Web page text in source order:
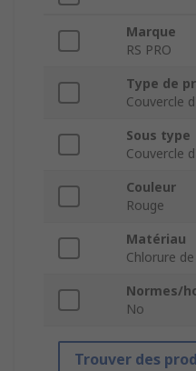
Marque
RS PRO
Type de
Couvercle
Sous type
Couvercle
Couleur
Rouge
Matériau
Chlorure
Normes/
No
Trouver des